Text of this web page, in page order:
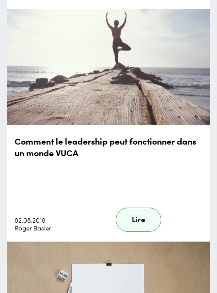
Comment le leadership peut fonctionner dans
un monde VUCA
02.08.2018
Roger Basler
Lire